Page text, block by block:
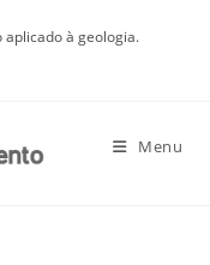
aplicado à geologia.
Menu